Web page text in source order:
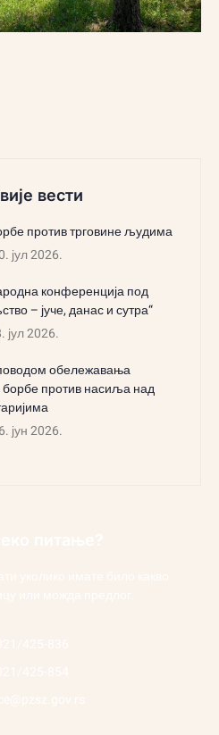
вести
против трговине људима
јул 2026.
конференција под
– јуче, данас и сутра“
јул 2026.
обележавања
против насиља над
јун 2026.